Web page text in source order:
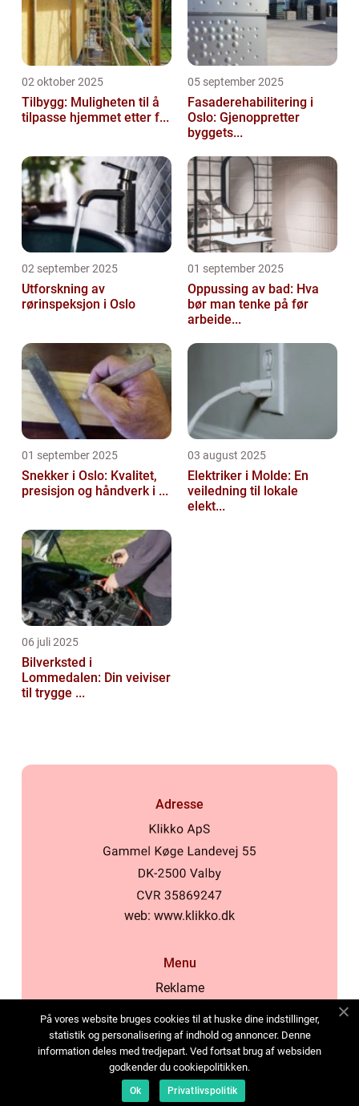
02 oktober 2025
Tilbygg: Muligheten til å
tilpasse hjemmet etter f...
05 september 2025
Fasaderehabilitering i
Oslo: Gjenoppretter
byggets...
02 september 2025
Utforskning av
rørinspeksjon i Oslo
01 september 2025
Oppussing av bad: Hva
bør man tenke på før
arbeide...
01 september 2025
Snekker i Oslo: Kvalitet,
presisjon og håndverk i ...
03 august 2025
Elektriker i Molde: En
veiledning til lokale
elekt...
06 juli 2025
Bilverksted i
Lommedalen: Din veiviser
til trygge ...
Adresse
web: www.klikko.dk
Menu
Reklame
Cookies
Kontakt Oss
Sitemap
På vores website bruges cookies til at huske dine indstillinger,
statistik og personalisering af indhold og annoncer. Denne
information deles med tredjepart. Ved fortsat brug af websiden
godkender du cookiepolitikken.
Ok Privatlivspolitik